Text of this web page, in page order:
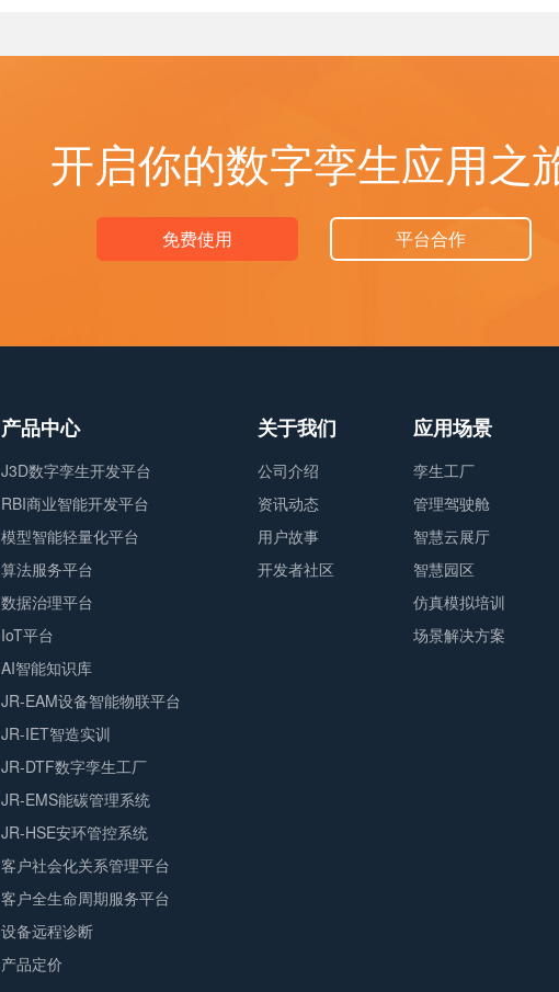
开启你的数字孪生应用之
免费使用 平台合作
产品中心
J3D数字孪生开发平台
RBI商业智能开发平台
模型智能轻量化平台
算法服务平台
数据治理平台
IoT平台
AI智能知识库
JR-EAM设备智能物联平台
JR-IET智造实训
JR-DTF数字孪生工厂
JR-EMS能碳管理系统
JR-HSE安环管控系统
客户社会化关系管理平台
客户全生命周期服务平台
设备远程诊断
产品定价
关于我们
公司介绍
资讯动态
用户故事
开发者社区
应用场景
孪生工厂
管理驾驶舱
智慧云展厅
智慧园区
仿真模拟培训
场景解决方案